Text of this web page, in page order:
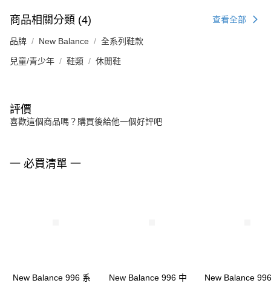
商品相關分類 (4) 查看全部
品牌 New Balance 全系列鞋款
兒童/青少年 鞋類 休閒鞋
評價
喜歡這個商品嗎？購買後給他一個好評吧
一 必買清單 一
New Balance 996 系
New Balance 996 中
New Balance